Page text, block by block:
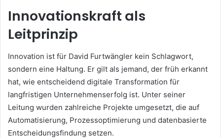
Innovationskraft als
Leitprinzip
Innovation ist für David Furtwängler kein Schlagwort,
sondern eine Haltung. Er gilt als jemand, der früh erkannt
hat, wie entscheidend digitale Transformation für
langfristigen Unternehmenserfolg ist. Unter seiner
Leitung wurden zahlreiche Projekte umgesetzt, die auf
Automatisierung, Prozessoptimierung und datenbasierte
Entscheidungsfindung setzen.